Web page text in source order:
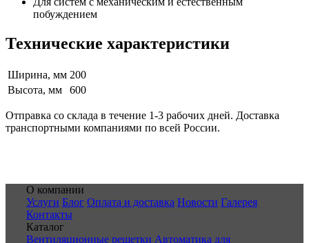
побуждением
Технические характеристики
Ширина, мм 200
Высота, мм
600
Отправка со склада в течение 1-3 рабочих дней. Доставка
транспортными компаниями по всей России.
О компании
Услуги Блог Оплата и доставка Новости Галерея
Контакты
Каталог
Вентиляционные решетки Автоматика для